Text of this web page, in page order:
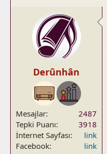
Derûnhân
Mesajlar
2487
Tepki Puanı
3918
İnternet Sayfası
link
Facebook
link